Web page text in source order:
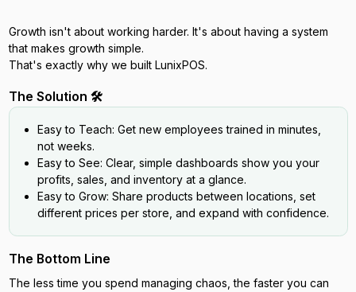
Growth isn't about working harder. It's about having a system
that makes growth simple.
That's exactly why we built LunixPOS.
The Solution 🛠️
Easy to Teach: Get new employees trained in minutes,
not weeks.
Easy to See: Clear, simple dashboards show you your
profits, sales, and inventory at a glance.
Easy to Grow: Share products between locations, set
different prices per store, and expand with confidence.
The Bottom Line
The less time you spend managing chaos, the faster you can